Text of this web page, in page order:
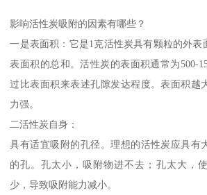
影响活性炭吸附的因素有哪些？
一是表面积：它是1克活性炭具有颗粒的外表
表面积的总和。活性炭的表面积通常为500-
过比表面积来表述孔隙发达程度。表面积越
力强。
二活性炭自身：
具有适宜吸附的孔径。理想的活性炭应具有
的孔。孔太小，吸附物进不去；孔太大，
少，导致吸附能力减小。